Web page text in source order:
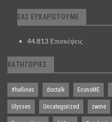
ΣΑΣ ΕΥΧΑΡΙΣΤΟΎΜΕ
44.813 Επισκέψεις
ΚΑΤΗΓΟΡΊΕΣ
#hellines doctalk EconoME
Ulysses Uncategorized zwme